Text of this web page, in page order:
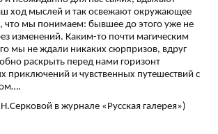
ход мыслей и так освежают окружающее
что мы понимаем: бывшее до этого уже не
изменений. Каким-то почти магическим
мы не ждали никаких сюрпризов, вдруг
раскрыть перед нами горизонт
приключений и чувственных путешествий с
в журнале «Русская галерея»)